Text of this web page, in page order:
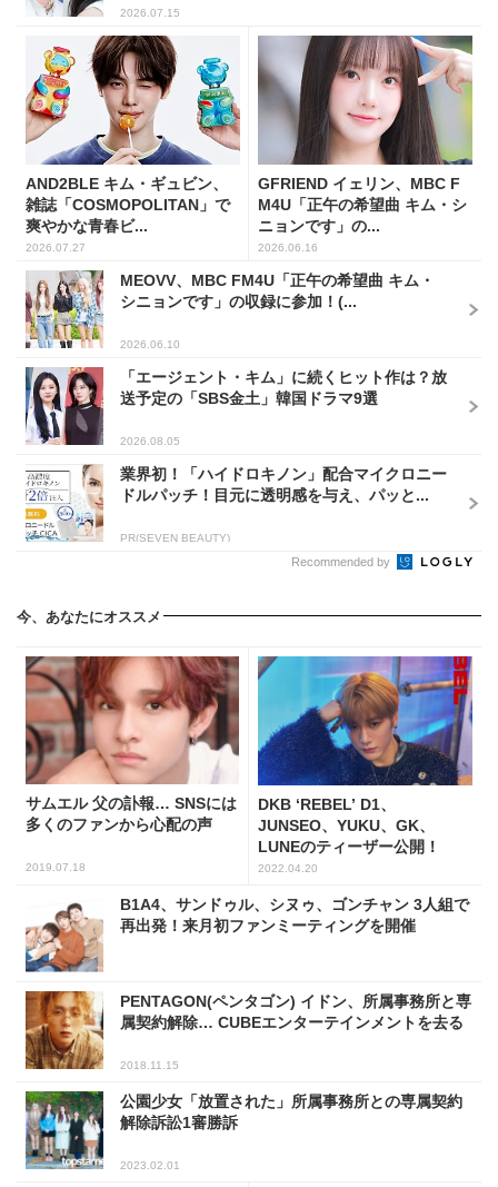
2026.07.15
AND2BLE キム・ギュビン、
雑誌「COSMOPOLITAN」で
爽やかな青春ビ...
2026.07.27
GFRIEND イェリン、MBC F
M4U「正午の希望曲 キム・シ
ニョンです」の...
2026.06.16
MEOVV、MBC FM4U「正午の希望曲 キム・
シニョンです」の収録に参加！(...
2026.06.10
「エージェント・キム」に続くヒット作は？放
送予定の「SBS金土」韓国ドラマ9選
2026.08.05
業界初！「ハイドロキノン」配合マイクロニー
ドルパッチ！目元に透明感を与え、パッと...
PR(SEVEN BEAUTY)
Recommended by
今、あなたにオススメ
サムエル 父の訃報… SNSには
多くのファンから心配の声
2019.07.18
DKB ‘REBEL’ D1、
JUNSEO、YUKU、GK、
LUNEのティーザー公開！
2022.04.20
B1A4、サンドゥル、シヌゥ、ゴンチャン 3人組で
再出発！来月初ファンミーティングを開催
PENTAGON(ペンタゴン) イドン、所属事務所と専
属契約解除… CUBEエンターテインメントを去る
2018.11.15
公園少女「放置された」所属事務所との専属契約
解除訴訟1審勝訴
2023.02.01